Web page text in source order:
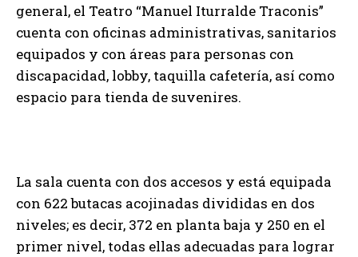
general, el Teatro “Manuel Iturralde Traconis”
cuenta con oficinas administrativas, sanitarios
equipados y con áreas para personas con
discapacidad, lobby, taquilla cafetería, así como
espacio para tienda de suvenires.
La sala cuenta con dos accesos y está equipada
con 622 butacas acojinadas divididas en dos
niveles; es decir, 372 en planta baja y 250 en el
primer nivel, todas ellas adecuadas para lograr